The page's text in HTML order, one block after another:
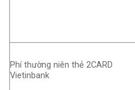
Phí thường niên thẻ 2CARD
Vietinbank